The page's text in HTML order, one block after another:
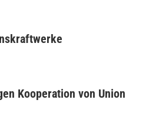
Kooperation von Union